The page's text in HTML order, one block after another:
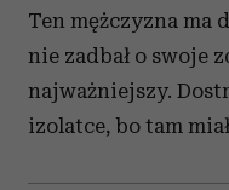
Ten mężczyzna ma
nie zadbał o swoje
najważniejszy.
izolatce, bo tam